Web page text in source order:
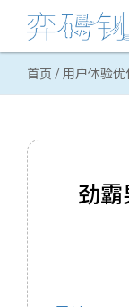
在线课程
用户体验
顺德职大
首页 / 用户体验优
劲霸